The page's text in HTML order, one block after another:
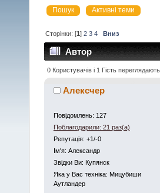
Пошук Активні теми
Сторінки: [1]2 3 4 Вниз
Автор
(Прочитано 48251 раз)
0 Користувачів і 1 Гість
Алексчер
Повідомлень: 127
Поблагодарили: 21 раз(а)
Репутація: +1/-0
Iм'я: Александр
Звідки Ви: Купянск
Яка у Вас техніка: Мицубиши
Аутландер